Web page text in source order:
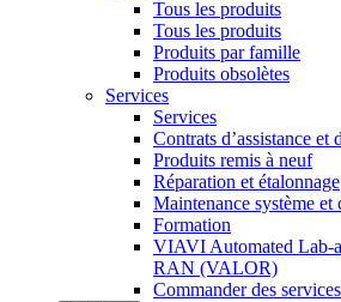
Tous les produits
Tous les produits
Produits par famille
Produits obsolètes
Services
Services
Contrats d’assistance et
Produits remis à neuf
Réparation et étalonnage
Maintenance système et
Formation
VIAVI Automated Lab-
RAN (VALOR)
Commander des services